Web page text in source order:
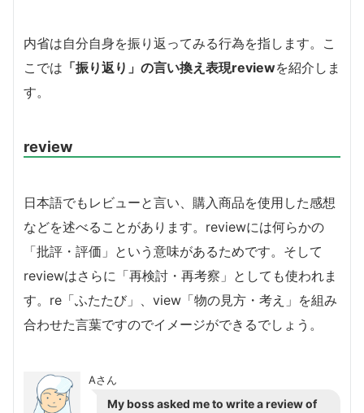
内省は自分自身を振り返ってみる行為を指します。こ
こでは 「振り返り」の言い換え表現reviewを紹介しま
す。
review
日本語でもレビューと言い、購入商品を使用した感想
などを述べることがあります。reviewには何らかの
「批評・評価」という意味があるためです。そして
reviewはさらに「再検討・再考察」としても使われま
す。re「ふたたび」、view「物の見方・考え」を組み
合わせた言葉ですのでイメージができるでしょう。
Aさん
My boss asked me to write a review of